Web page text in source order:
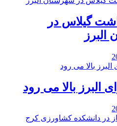
گیلاس در
البرز بالا می رود